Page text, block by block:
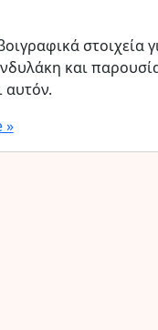
στοιχεία
και
αυτόν.
»